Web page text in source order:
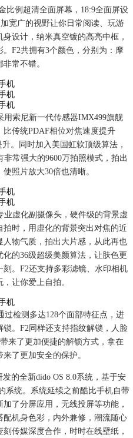
比例超清全面屏幕，18:9全面屏设
宽广的视野让你日常阅读、玩游
设计，纳米真空镀的高亮中框，
F2共拥有3个颜色，分别为：摩
常不错。
用索尼新一代传感器IMX499旗舰
传统PDAF相位对焦速度提升
。同时加入美国虹软顶级算法，
常强大的9600万拍照模式，拍出
照片放大30倍也清晰。
业虚化副摄像头，硬件级的背景虚
时，用虚化的背景突出对焦的近
物气质，拍出大片感，从此再也
的36级超级美颜算法，让肤色更
。F2还支持多彩滤镜、水印相机
让你爱上自拍。
检测多达128个面部特征点，进
。F2同样还支持指纹解锁，人脸
来了更加便捷的解锁方式，拿在
了更加安全的保护。
的全新dido OS 8.0系统，基于安
系统。系统延续之前酷比手机自带
了分屏应用，无线投屏等功能，
配机身色彩，内外兼修，潮流随心
传媒深度合作，时时在线壁纸，